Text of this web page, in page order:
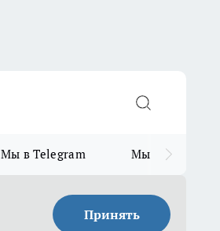
Мы в Telegram Мы в MAX
Принять